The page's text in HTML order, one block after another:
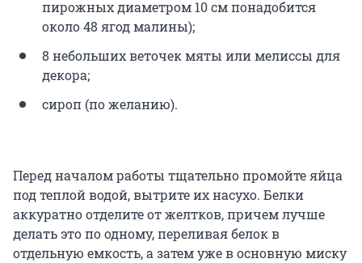
пирожных диаметром 10 см понадобится
около 48 ягод малины);
8 небольших веточек мяты или мелиссы для
декора;
сироп (по желанию).
Перед началом работы тщательно промойте яйца
под теплой водой, вытрите их насухо. Белки
аккуратно отделите от желтков, причем лучше
делать это по одному, переливая белок в
отдельную емкость, а затем уже в основную миску